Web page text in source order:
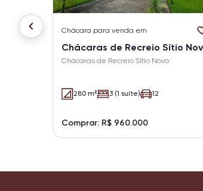
Chácara para venda em
Chácaras de Recreio Sítio
Chácaras de Recreio Sítio Novo
280 m² 3 (1 suíte) 12
Comprar: R$ 960.000